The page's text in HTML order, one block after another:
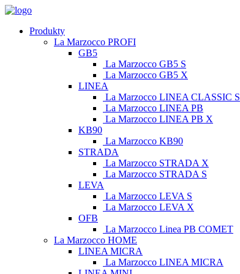
Produkty
La Marzocco PROFI
GB5
La Marzocco GB5 S
La Marzocco GB5 X
LINEA
La Marzocco LINEA CLASSIC S
La Marzocco LINEA PB
La Marzocco LINEA PB X
KB90
La Marzocco KB90
STRADA
La Marzocco STRADA X
La Marzocco STRADA S
LEVA
La Marzocco LEVA S
La Marzocco LEVA X
OFB
La Marzocco Linea PB COMET
La Marzocco HOME
LINEA MICRA
La Marzocco LINEA MICRA